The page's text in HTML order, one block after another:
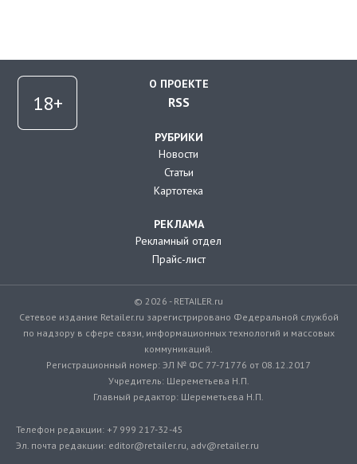
О ПРОЕКТЕ
RSS
РУБРИКИ
Новости
Статьи
Картотека
РЕКЛАМА
Рекламный отдел
Прайс-лист
© 2026 - RETAILER.ru
Сетевое издание Retailer.ru зарегистрировано Федеральной службой
по надзору в сфере связи, информационных технологий и массовых
коммуникаций.
Регистрационный номер: ЭЛ № ФС 77-71776 от 08.12.2017
Учредитель: Шереметьева Н.П.
Главный редактор: Шереметьева Н.П.
Телефон редакции: +7 999 217-32-45
Эл. почта редакции: editor@retailer.ru, adv@retailer.ru